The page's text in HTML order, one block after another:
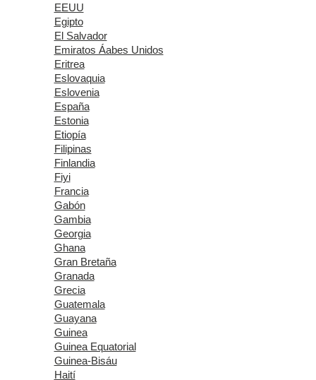
EEUU
Egipto
El Salvador
Emiratos Áabes Unidos
Eritrea
Eslovaquia
Eslovenia
España
Estonia
Etiopía
Filipinas
Finlandia
Fiyi
Francia
Gabón
Gambia
Georgia
Ghana
Gran Bretaña
Granada
Grecia
Guatemala
Guayana
Guinea
Guinea Equatorial
Guinea-Bisáu
Haití